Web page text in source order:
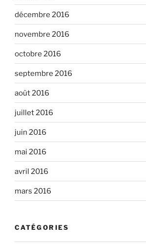
décembre 2016
novembre 2016
octobre 2016
septembre 2016
août 2016
juillet 2016
juin 2016
mai 2016
avril 2016
mars 2016
CATÉGORIES